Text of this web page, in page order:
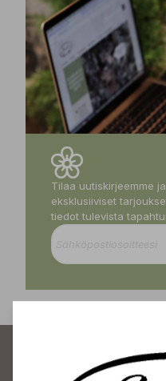
Tilaa uutiskirjeemme
eksklusiiviset
tiedot tulevista